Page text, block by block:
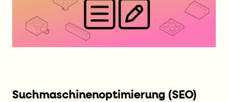
Suchmaschinenoptimierung (SEO)